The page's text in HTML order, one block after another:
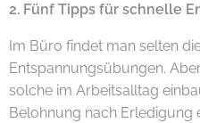
2. Fünf Tipps für schnelle
Im Büro findet man selten
Entspannungsübungen.
solche im Arbeitsalltag
Belohnung nach Erledigung